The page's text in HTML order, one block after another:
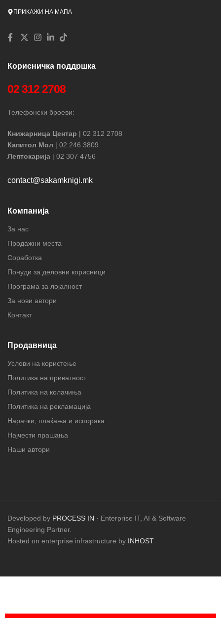
ПРИКАЖИ НА МАПА
Корисничка поддршка
02 312 2708
Телефонски броеви:
Книжарница Центар | 02 312 2708
Капитол Мол | 02 246 3809
Лептокарија | 02 307 4756
contact@sakamknigi.mk
Компанија
За нас
Продажни места
Соработка
Понуди за деловни корисници
Програма за лојалност
За нови автори
Контакт
Продавница
Услови на користење
Политика на приватност
Политика на колачиња
Политика на рекламација
Нарачки, плаќања и испорака
Најчести прашања
Наши автори
Developed by PROCESS IN · Enterprise IT, AI & Software
Engineering Partner.
Hosted on enterprise infrastructure by INHOST.